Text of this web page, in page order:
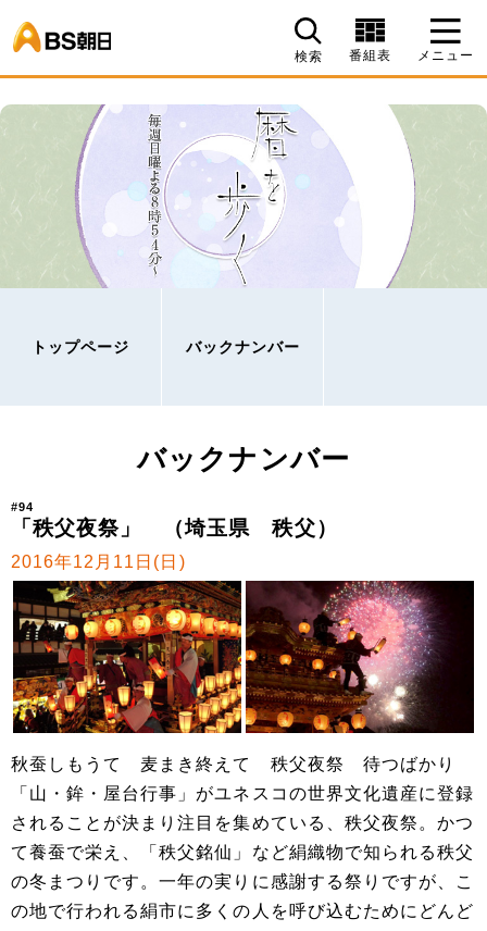
検索 番組表 メニュー
トップページ バックナンバー
バックナンバー
#94
「秩父夜祭」 （埼玉県 秩父）
2016年12月11日(日)
秋蚕しもうて 麦まき終えて 秩父夜祭 待つばかり
「山・鉾・屋台行事」がユネスコの世界文化遺産に登録
されることが決まり注目を集めている、秩父夜祭。かつ
て養蚕で栄え、「秩父銘仙」など絹織物で知られる秩父
の冬まつりです。一年の実りに感謝する祭りですが、こ
の地で行われる絹市に多くの人を呼び込むためにどんど